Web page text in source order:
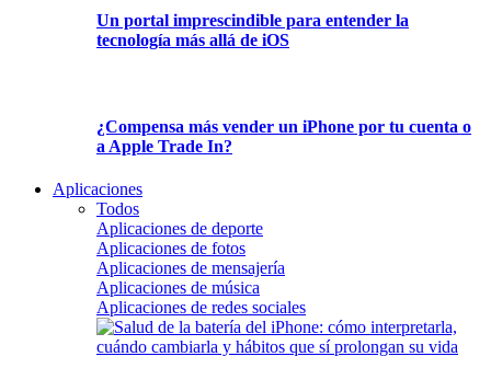
Un portal imprescindible para entender la
tecnología más allá de iOS
¿Compensa más vender un iPhone por tu cuenta o
a Apple Trade In?
Aplicaciones
Todos
Aplicaciones de deporte
Aplicaciones de fotos
Aplicaciones de mensajería
Aplicaciones de música
Aplicaciones de redes sociales